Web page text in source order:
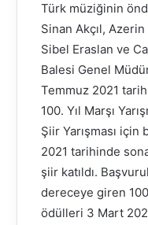
Türk müziğinin
Sinan Akçıl,
Sibel Eraslan ve
Balesi Genel
Temmuz 2021
100. Yıl Marşı
Şiir Yarışması için
2021 tarihinde
şiir katıldı.
dereceye giren
ödülleri 3 Mart